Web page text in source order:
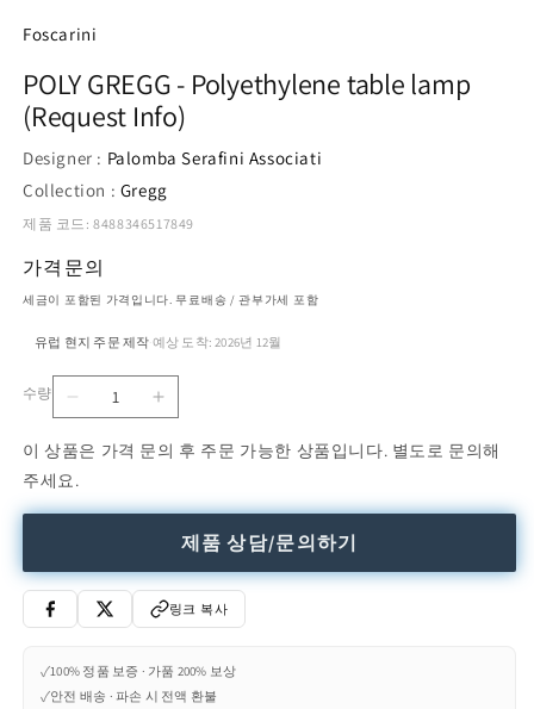
에
미
디
어
1
열
Foscarini
POLY GREGG - Polyethylene table lamp
(Request Info)
Designer : Palomba Serafini Associati
Collection : Gregg
제품 코드: 8488346517849
가격문의
세금이 포함된 가격입니다. 무료배송 / 관부가세 포함
유럽 현지 주문 제작 예상 도착: 2026년 12월
량
수량
POLY
-
Polyethylene
table
Info)
줄
임
POLY
-
table
lamp
(Request
Info)
수
늘
림
이 상품은 가격 문의 후 주문 가능한 상품입니다. 별도로 문의해
주세요.
제품 상담/문의하기
링크 복사
✓100% 정품 보증 · 가품 200% 보상
✓안전 배송 · 파손 시 전액 환불